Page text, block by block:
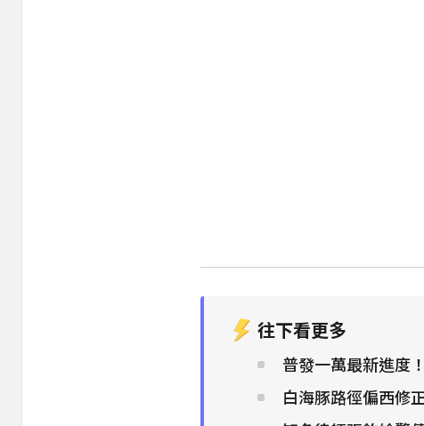
往下看更多
普發一萬最新進度
白海豚路徑偏西修